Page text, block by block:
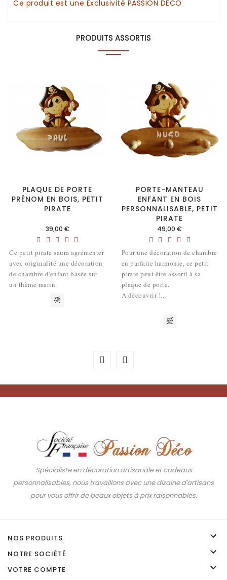
Ce produit est une Exclusivité PASSION DECO
PRODUITS ASSORTIS
PLAQUE DE PORTE
PRÉNOM EN BOIS, PETIT
PIRATE
Prix
39,00 €
Ce petit pirate saura agrémenter
avec originalité une décoration
de chambre d'enfant basée sur
un thème marin.
PORTE-MANTEAU
ENFANT EN BOIS
PERSONNALISABLE, PETIT
PIRATE
Prix
49,00 €
Pour une décoration de chambre
en parfaite harmonie, ce petit
pirate peut être assorti à sa
plaque de porte.
A découvrir !...
Spécialiste en décoration artisanale et cadeaux
personnalisables, nous travaillons avec une dizaine d'artisans
pour vous offrir de beaux objets à prix raisonnables.
NOS PRODUITS 
NOTRE SOCIÉTÉ 
VOTRE COMPTE
